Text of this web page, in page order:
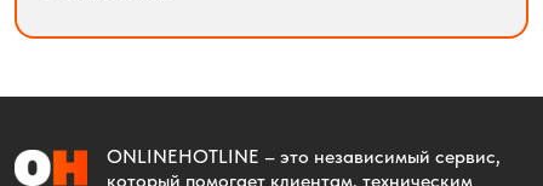
ONLINEHOTLINE – это независимый сервис,
который помогает клиентам, техническим